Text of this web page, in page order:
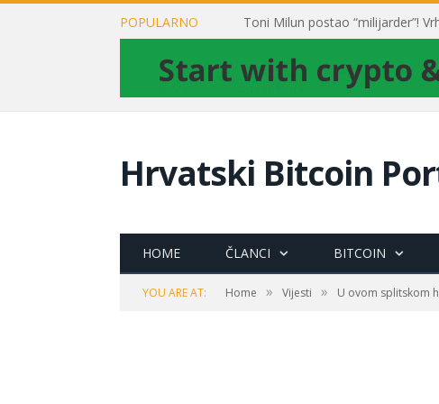
POPULARNO
Hrvatski Bitcoin
HOME ČLANCI BITCOIN
YOU ARE AT: Home » Vijesti » U ovom splitskom